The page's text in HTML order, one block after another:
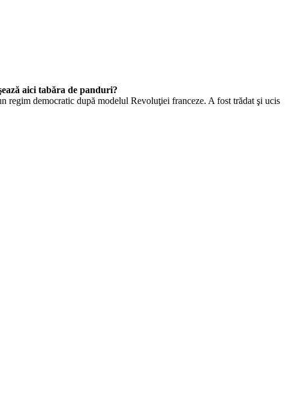
aici tabăra de panduri?
regim democratic după modelul Revoluţiei franceze. A fost trădat şi ucis